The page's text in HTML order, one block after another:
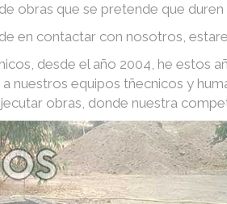
obras que se pretende que duren
en contactar con nosotros,
desde el año 2004, he estos
nuestros equipos tñecnicos y
obras, donde nuestra